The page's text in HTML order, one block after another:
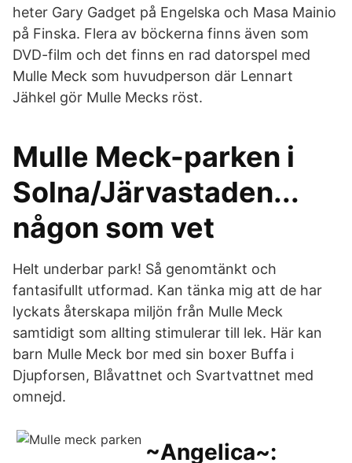
heter Gary Gadget på Engelska och Masa Mainio
på Finska. Flera av böckerna finns även som
DVD-film och det finns en rad datorspel med
Mulle Meck som huvudperson där Lennart
Jähkel gör Mulle Mecks röst.
Mulle Meck-parken i
Solna/Järvastaden...
någon som vet
Helt underbar park! Så genomtänkt och
fantasifullt utformad. Kan tänka mig att de har
lyckats återskapa miljön från Mulle Meck
samtidigt som allting stimulerar till lek. Här kan
barn Mulle Meck bor med sin boxer Buffa i
Djupforsen, Blåvattnet och Svartvattnet med
omnejd.
~Angelica~: